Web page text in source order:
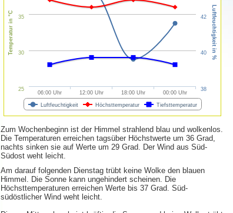
Temperatur in °C Luftfeuchtigkeit in %
Luftfeuchtigkeit Höchsttemperatur Tiefsttemperatur
06:00 Uhr 12:00 Uhr 18:00 Uhr 00:00 Uhr
30
35
25
40
42
38
Zum Wochenbeginn ist der Himmel strahlend blau und wolkenlos.
Die Temperaturen erreichen tagsüber Höchstwerte um 36 Grad,
nachts sinken sie auf Werte um 29 Grad. Der Wind aus Süd-
Südost weht leicht.
Am darauf folgenden Dienstag trübt keine Wolke den blauen
Himmel. Die Sonne kann ungehindert scheinen. Die
Höchsttemperaturen erreichen Werte bis 37 Grad. Süd-
südöstlicher Wind weht leicht.